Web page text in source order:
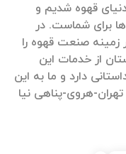
وارد دنیای قهوه شدیم و
برای شماست. در
زمینه صنعت قهوه را
از خدمات این
دارد و ما به این
هروی-پناهی نیا